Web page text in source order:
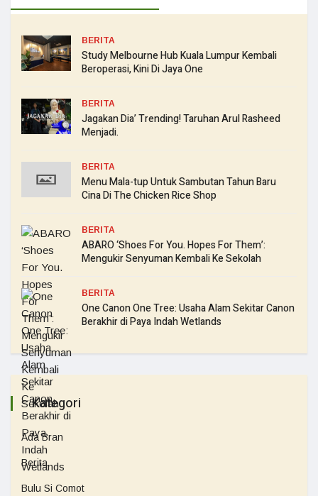
BERITA
Study Melbourne Hub Kuala Lumpur Kembali
Beroperasi, Kini Di Jaya One
BERITA
Jagakan Dia’ Trending! Taruhan Arul Rasheed
Menjadi.
BERITA
Menu Mala-tup Untuk Sambutan Tahun Baru
Cina Di The Chicken Rice Shop
BERITA
ABARO ‘Shoes For You. Hopes For Them’:
Mengukir Senyuman Kembali Ke Sekolah
BERITA
One Canon One Tree: Usaha Alam Sekitar Canon
Berakhir di Paya Indah Wetlands
Kategori
Ada Bran
Berita
Bulu Si Comot